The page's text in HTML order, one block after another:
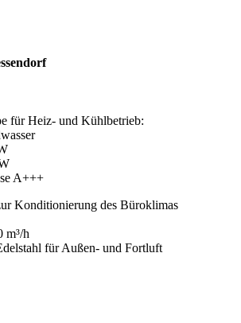
für Heiz- und Kühlbetrieb:
A+++
Konditionierung des Büroklimas
m³/h
für Außen- und Fortluft